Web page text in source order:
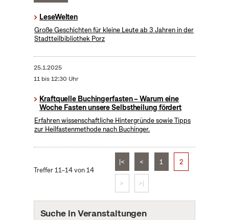
LeseWelten
Große Geschichten für kleine Leute ab 3 Jahren in der
Stadtteilbibliothek Porz
25.1.2025
11 bis 12:30 Uhr
Kraftquelle Buchingerfasten – Warum eine
Woche Fasten unsere Selbstheilung fördert
Erfahren wissenschaftliche Hintergründe sowie Tipps
zur Heilfastenmethode nach Buchinger.
Treffer 11–14 von 14
|< < 1 2
> >|
Suche in Veranstaltungen